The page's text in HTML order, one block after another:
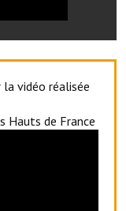
la vidéo réalisée
Hauts de France